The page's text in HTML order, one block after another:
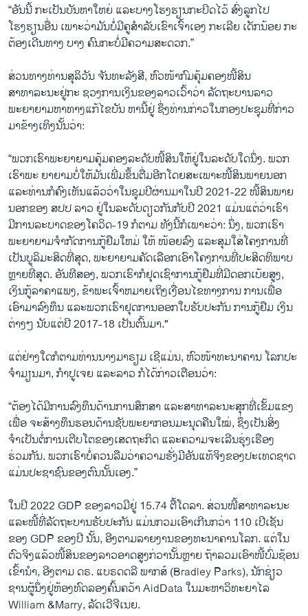
“ອັນນີ້ ກະເປັນບັນຫາໃຫຍ່ ແລະບາງໂຮງຮຽນກະປິດໄວ້ ສົ່ງລູກໄປ
ໂຮງຮຽນອື່ນ ເພາະວ່າມັນບໍ່ມີຄູສໍາລັບເຂົາເຈົ້າເອງ ກະເລີຍ ເດັກນ້ອຍ ກະ
ຕ້ອງເດີນທາງ ບາງ ຄົນກະບໍ່ມີຄວາມສະດວກ.”
ສ່ວນທາງທ່ານສຸລິວັນ ຈັນທະລັງສີ, ຫົວໜ້າກົມຄຸ້ມຄອງໜີ້ສິນ
ສາທາລະນະຢູ່ກະ ຊວງການເງິນຂອງລາວເວົ້າວ່າ ລັດຖະບານລາວ
ພະຍາຍາມຫາທາງແກ້ໄຂບັນ ຫານີ້ຢູ່ ຊຶ່ງທ່ານກ່າວໃນກອງປະຊຸມທີ່ກ່າວ
ມາຂ້າງເທິງນັ້ນວ່າ:
“ພວກເຮົາພະຍາຍາມຄຸ້ມຄອງລະດັບໜີ້ສິນໃຫ້ຢູ່ໃນລະດັບໃດນຶ່ງ. ພວກ
ເຮົາພະ ຍາຍາມບໍ່ໃຫ້ມັນເພີ່ມຂຶ້ນຕື່ມອີກໂດຍສະເພາະໜີ້ສິນພາຍນອກ
ແລະທ່ານກໍຄົງເຫັນແລ້ວວ່າໃນຊຸມປີຜ່ານມາໃນປີ 2021-22 ໜີ້ສິນພາຍ
ນອກຂອງ ສປປ ລາວ ຢູ່ໃນລະດັບດຽວກັນກັບປີ 2021 ແມ່ນແຕ່ວ່າເຮົາ
ມີການລະບາດຂອງໂຄວິດ-19 ກໍຕາມ ທັງນີ້ກໍເພາະວ່າ: ນຶ່ງ, ພວກເຮົາ
ພະຍາຍາມຈໍາກັດການກູ້ຢືມໃຫມ່ ໃຫ້ ໜ້ອຍລົງ ແລະສຸມໃສ່ໂຄງການທີ່
ເປັນບູລິມະສິດທີ່ສຸດ, ພະຍາຍາມຄັດເລືອກເອົາໂຄງການທີ່ປະສິດທິພາບ
ຫຼາຍທີ່ສຸດ. ອັນທີສອງ, ພວກເຮົາກໍຢຸດເຊົາການກູ້ຢືມທີ່ມີດອກເບ້ຍສູງ,
ເງິນກູ້ລາຄາແພງ, ຂ້າພະເຈົ້າຫມາຍເຖິງເງື່ອນໄຂທາງການ ການເພື່ອ
ເອົາມາລົງທຶນ ແລະພວກເຮົາຢຸດການອອກໃບຮັບປະກັນ ການກູ້ຢືມ ເງິນ
ຕ່າງໆ ນັບແຕ່ປີ 2017-18 ເປັນຕົ້ນມາ."
ແຕ່ຢ່າງໃດກໍຕາມທ່ານນາງມາຣຽມ ເຊີແມ່ນ, ຫົວໜ້າທະນາຄານ ໂລກປະ
ຈໍາມຽນມາ, ກໍາປູເຈຍ ແລະລາວ ກໍໄດ້ກ່າວເຕືອນວ່າ:
“ຕ້ອງໄດ້ມີການລົງທຶນດ້ານການສຶກສາ ແລະສາທາລະນະສຸກທີ່ເຂັ້ມແຂງ
ເພື່ອ ຈະສ້າງທຶນຮອນດ້ານຊັບພະຍາກອນມະນຸດຄືນໃໝ່, ຊຶ່ງເປັນສິ່ງ
ຈຳເປັນຕໍ່ການເຕີບໂຕຂອງເສດຖະກິດ ແລະຄວາມຈະເລີນຮຸ່ງເຮືອງ
ຮ່ວມກັນ. ພວກເຮົາບໍ່ຄວນລືມວ່າຄວາມຮັ່ງມີອັນແທ້ຈິງຂອງປະເທດຊາດ
ແມ່ນປະຊາຊົນຂອງຕົນນັ້ນເອງ.”
ໃນປີ 2022 GDP ຂອງລາວມີຢູ່ 15.74 ຕື້ໂດລາ. ສ່ວນໜີ້ສາທາລະນະ
ແລະໜີ້ທີ່ລັດຖະບານຮັບປະກັນ ແມ່ນກວມເອົາເກີນກວ່າ 110 ເປີເຊັນ
ຂອງ GDP ຂອງປີ ນັ້ນ, ອີງຕາມລາຍງານຂອງທະນາຄານໂລກ. ແຕ່ໃນ
ຕົວຈິງແລ້ວໜີ້ສິນຂອງລາວອາດສູງກ່ວານັ້ນຫຼາຍ ຖ້າລວມເອົາໜີ້ບົ່ມຊ້ອນ
ເຂົ້ານໍາ, ອີງຕາມ ດຣ. ແບຣດດລີ ພາກສ໌ (Bradley Parks), ນັກຊ່ຽວ
ຊານຜູ້ນຶ່ງຢູ່ຫ້ອງທົດລອງຄົ້ນຄວ້າ AidData ໃນມະຫາວິທະຍາໄລ
William &Marry, ລັດເວີຈີເນຍ.